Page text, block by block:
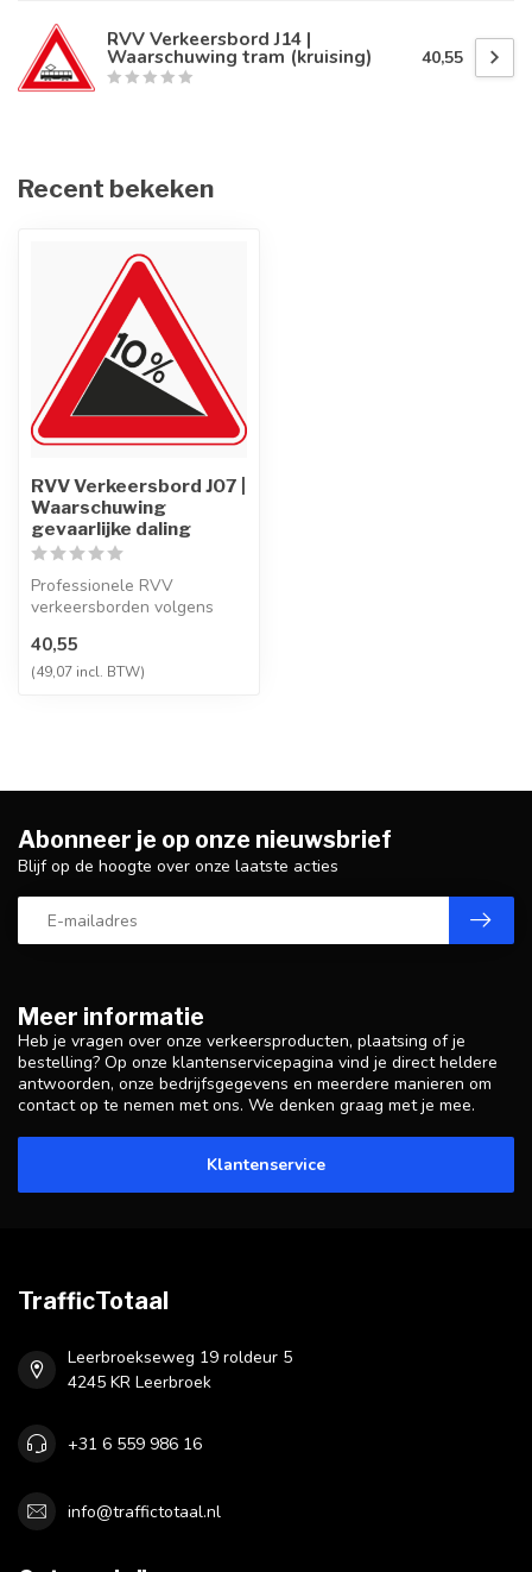
RVV Verkeersbord J14 |
Waarschuwing tram (kruising) 40,55
Recent bekeken
RVV Verkeersbord J07 |
Waarschuwing
gevaarlijke daling
Professionele RVV
verkeersborden volgens
vervaardigd uit hoogwaa...
40,55
(49,07 incl. BTW)
Meer informatie
Heb je vragen over onze verkeersproducten, plaatsing of je
bestelling? Op onze klantenservicepagina vind je direct heldere
antwoorden, onze bedrijfsgegevens en meerdere manieren om
contact op te nemen met ons. We denken graag met je mee.
Klantenservice
Abonneer je op onze nieuwsbrief
Blijf op de hoogte over onze laatste acties
TrafficTotaal
Leerbroekseweg 19 roldeur 5
4245 KR Leerbroek
+31 6 559 986 16
info@traffictotaal.nl